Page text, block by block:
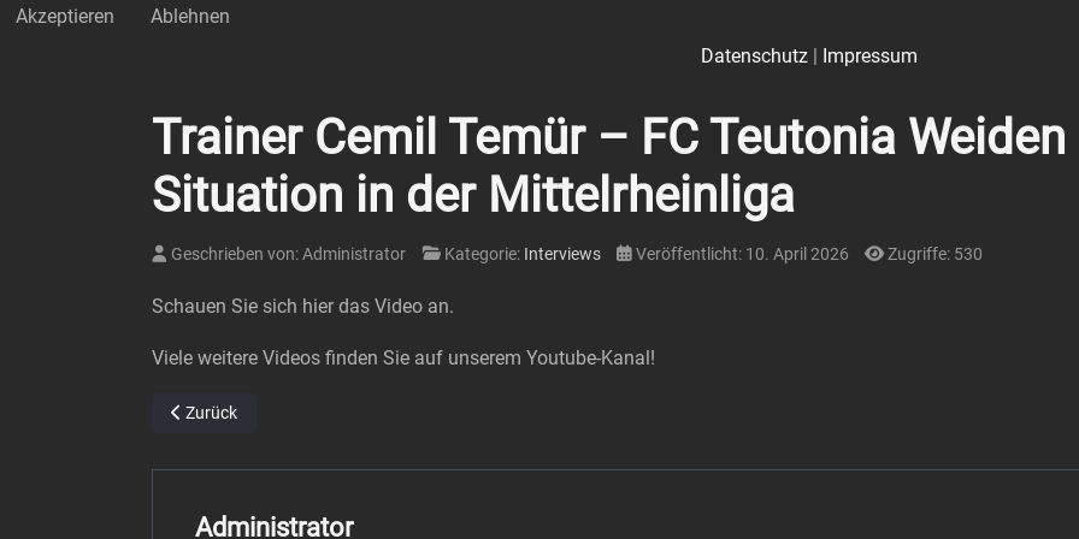
Trainer Cemil Temür – FC Teutonia
Situation in der Mittelrheinliga
Geschrieben von:Administrator Kategorie: Interviews Veröffentlicht: 10. April 2026 Zugriffe: 530
Schauen Sie sich hier das Video an.
Viele weitere Videos finden Sie auf unserem Youtube-Kanal!
Vorheriger Beitrag: Nils Schütte – Kapitän 1.FC Düren – In der laufenden Vorbereitung die Probleme positiv aufgearbeitet
Zurück
Administrator
Akzeptieren
Ablehnen
Datenschutz | Impressum